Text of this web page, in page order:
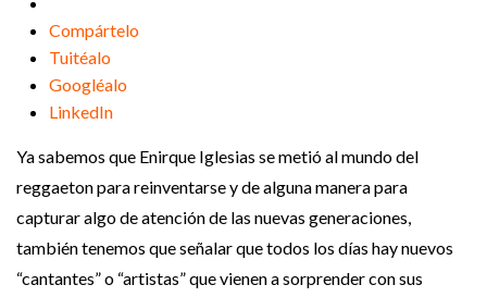
Compártelo
Tuitéalo
Googléalo
LinkedIn
Ya sabemos que Enirque Iglesias se metió al mundo del
reggaeton para reinventarse y de alguna manera para
capturar algo de atención de las nuevas generaciones,
también tenemos que señalar que todos los días hay nuevos
“cantantes” o “artistas” que vienen a sorprender con sus